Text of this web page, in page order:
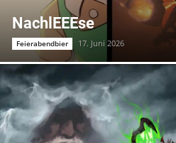
NachlEEEse
Feierabendbier 17. Juni 2026